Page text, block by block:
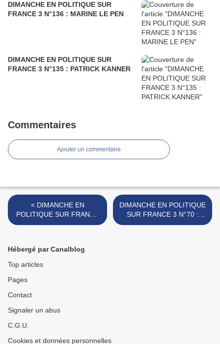
DIMANCHE EN POLITIQUE SUR
FRANCE 3 N°136 : MARINE LE PEN
DIMANCHE EN POLITIQUE SUR
FRANCE 3 N°135 : PATRICK KANNER
Commentaires
Ajouter un commentaire
< DIMANCHE EN
POLITIQUE SUR FRANCE
3 N°68 : MURIEL
DIMANCHE EN POLITIQUE
SUR FRANCE 3 N°70 :
ALEXIS CORBIERE >
Hébergé par Canalblog
Top articles
Pages
Contact
Signaler un abus
C.G.U.
Cookies et données personnelles